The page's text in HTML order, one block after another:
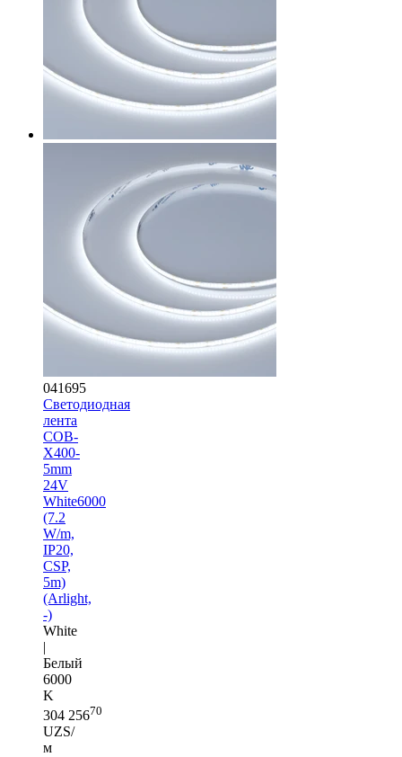
041695
Светодиодная
лента
COB-
X400-
5mm
24V
White6000
(7.2
W/m,
IP20,
CSP,
5m)
(Arlight,
-)
White
|
Белый
6000
K
304 25670
UZS/
м